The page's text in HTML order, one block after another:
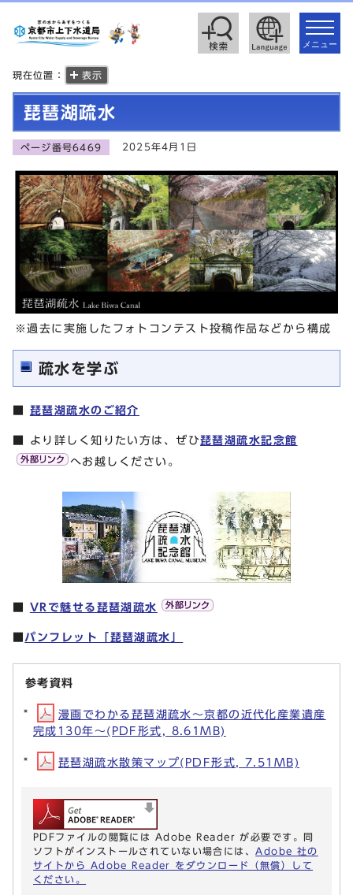
toggle
メニュー
現在位置： 表示
琵琶湖疏水
ページ番号6469 2025年4月1日
※過去に実施したフォトコンテスト投稿作品などから構成
疏水を学ぶ
琵琶湖疏水のご紹介
■ より詳しく知りたい方は、ぜひ琵琶湖疏水記念館
へお越しください。
VRで魅せる琵琶湖疏水
パンフレット「琵琶湖疏水」
参考資料
漫画でわかる琵琶湖疏水～京都の近代化産業遺産
完成130年～(PDF形式, 8.61MB)
琵琶湖疏水散策マップ(PDF形式, 7.51MB)
PDFファイルの閲覧には Adobe Reader が必要です。同
ソフトがインストールされていない場合には、 Adobe 社の
サイトから Adobe Reader をダウンロード（無償）して
ください。